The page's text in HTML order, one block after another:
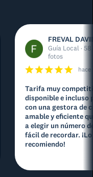
FREVAL
Guía Local · 58
fotos
hace
Tarifa muy
disponible e incluso
con una gestora de
amable y eficiente
a elegir un número
fácil de recordar. ¡Lo
recomiendo!